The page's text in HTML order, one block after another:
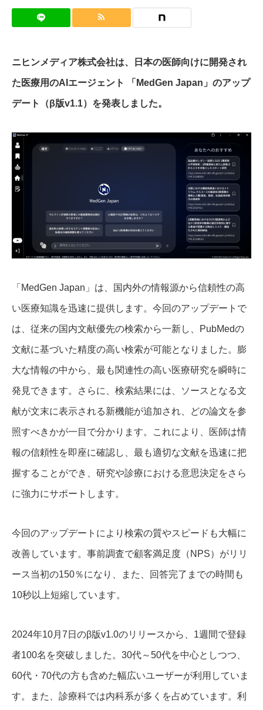
ニヒンメディア株式会社は、日本の医師向けに開発され
た医療用のAIエージェント 「MedGen Japan」のアップ
デート（β版v1.1）を発表しました。
「MedGen Japan」は、国内外の情報源から信頼性の高
い医療知識を迅速に提供します。今回のアップデートで
は、従来の国内文献優先の検索から一新し、PubMedの
文献に基づいた精度の高い検索が可能となりました。膨
大な情報の中から、最も関連性の高い医療研究を瞬時に
発見できます。さらに、検索結果には、ソースとなる文
献が文末に表示される新機能が追加され、どの論文を参
照すべきかが一目で分かります。これにより、医師は情
報の信頼性を即座に確認し、最も適切な文献を迅速に把
握することができ、研究や診療における意思決定をさら
に強力にサポートします。
今回のアップデートにより検索の質やスピードも大幅に
改善しています。事前調査で顧客満足度（NPS）がリリ
ース当初の150％になり、また、回答完了までの時間も
10秒以上短縮しています。
2024年10月7日のβ版v1.0のリリースから、1週間で登録
者100名を突破しました。30代～50代を中心としつつ、
60代・70代の方も含めた幅広いユーザーが利用していま
す。また、診療科では内科系が多くを占めています。利